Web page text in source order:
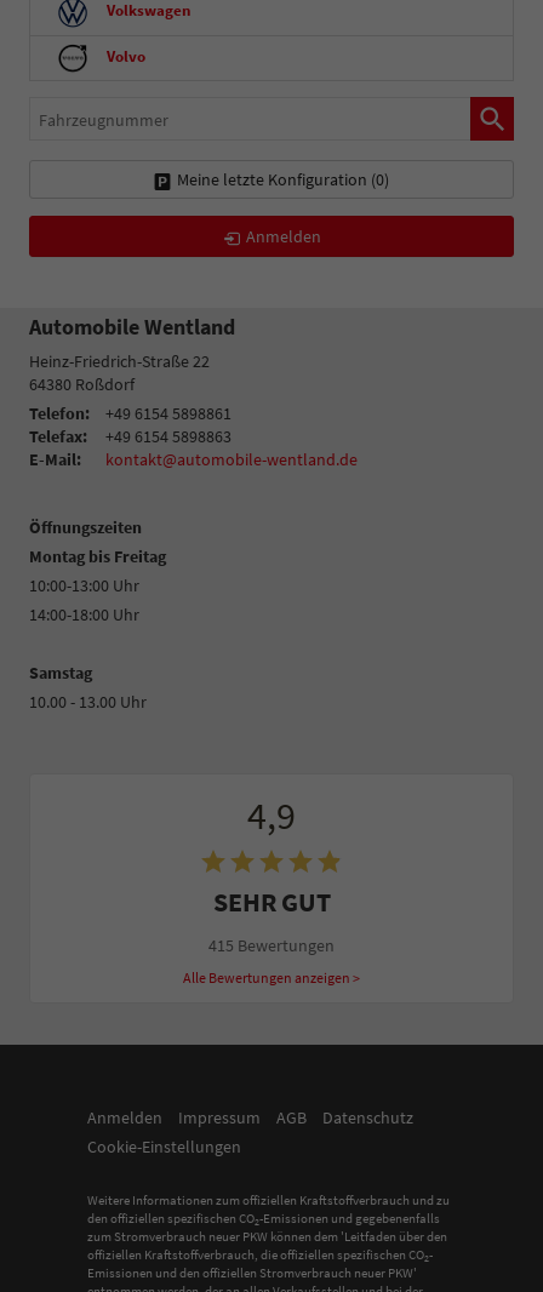
Volkswagen
Volvo
Fahrzeugnummer
Meine letzte Konfiguration (0)
Anmelden
Automobile Wentland
Heinz-Friedrich-Straße 22
64380 Roßdorf
Telefon:
+49 6154 5898861
Telefax:
+49 6154 5898863
E-Mail:
kontakt@automobile-wentland.de
Öffnungszeiten
Montag bis Freitag
10:00-13:00 Uhr
14:00-18:00 Uhr
Samstag
10.00 - 13.00 Uhr
4,9
SEHR GUT
415 Bewertungen
Alle Bewertungen anzeigen >
Anmelden Impressum AGB
Datenschutz
Cookie-Einstellungen
Weitere Informationen zum offiziellen Kraftstoffverbrauch und zu
den offiziellen spezifischen CO2-Emissionen und gegebenenfalls
zum Stromverbrauch neuer PKW können dem 'Leitfaden über den
offiziellen Kraftstoffverbrauch, die offiziellen spezifischen CO2-
Emissionen und den offiziellen Stromverbrauch neuer PKW'